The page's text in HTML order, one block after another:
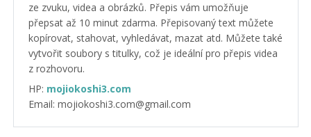
ze zvuku, videa a obrázků. Přepis vám umožňuje
přepsat až 10 minut zdarma. Přepisovaný text můžete
kopírovat, stahovat, vyhledávat, mazat atd. Můžete také
vytvořit soubory s titulky, což je ideální pro přepis videa
z rozhovoru.
HP: mojiokoshi3.com
Email: mojiokoshi3.com@gmail.com